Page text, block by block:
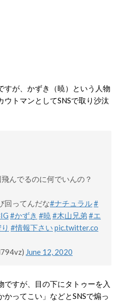
すが、かずき（暁）という人物
トマンとしてSNSで取り沙汰
んでるのに何でいんの？
回ってんだな#ナチュラル#
#かずき #暁 #木山兄弟 #エ
#情報下さい pic.twitter.co
June 12, 2020
ですが、目の下にタトゥーを入
ってこい」などとSNSで煽っ